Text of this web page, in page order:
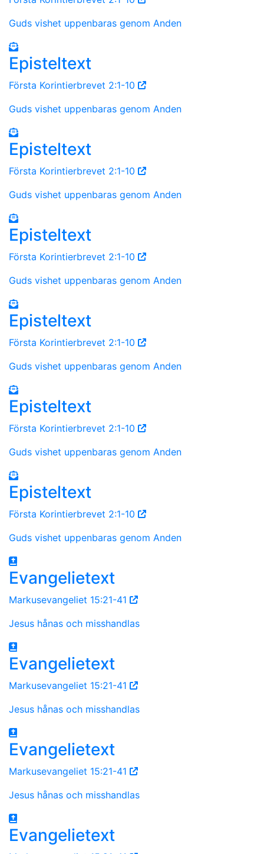
Guds vishet uppenbaras genom Anden
Episteltext
Första Korintierbrevet 2:1-10
Guds vishet uppenbaras genom Anden
Episteltext
Första Korintierbrevet 2:1-10
Guds vishet uppenbaras genom Anden
Episteltext
Första Korintierbrevet 2:1-10
Guds vishet uppenbaras genom Anden
Episteltext
Första Korintierbrevet 2:1-10
Guds vishet uppenbaras genom Anden
Episteltext
Första Korintierbrevet 2:1-10
Guds vishet uppenbaras genom Anden
Episteltext
Första Korintierbrevet 2:1-10
Guds vishet uppenbaras genom Anden
Evangelietext
Markusevangeliet 15:21-41
Jesus hånas och misshandlas
Evangelietext
Markusevangeliet 15:21-41
Jesus hånas och misshandlas
Evangelietext
Markusevangeliet 15:21-41
Jesus hånas och misshandlas
Evangelietext